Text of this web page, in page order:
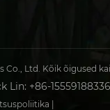
Co., Ltd. Kõik õigused
Lin: +86-15559188336